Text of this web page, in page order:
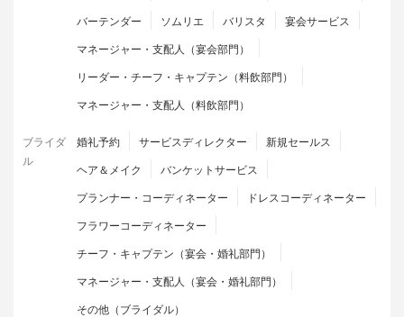
バーテンダー ソムリエ バリスタ
宴会サービス
マネージャー・支配人（宴会部門）
リーダー・チーフ・キャプテン（料飲部門）
マネージャー・支配人（料飲部門）
ブライダ
ル
婚礼予約 サービスディレクター
新規セールス
ヘア＆メイク
バンケットサービス
プランナー・コーディネーター
ドレスコーディネーター
フラワーコーディネーター
チーフ・キャプテン（宴会・婚礼部門）
マネージャー・支配人（宴会・婚礼部門）
その他（ブライダル）